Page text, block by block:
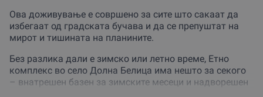
Ова доживување е совршено за сите што сакаат да
избегаат од градската бучава и да се препуштат на
мирот и тишината на планините.
Без разлика дали е зимско или летно време, Етно
комплекс во село Долна Белица има нешто за секого
– внатрешен базен за зимските месеци и надворешен